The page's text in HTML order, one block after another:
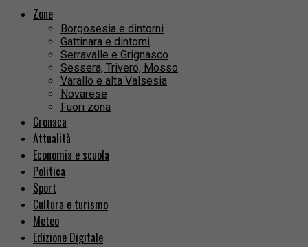
Zone
Borgosesia e dintorni
Gattinara e dintorni
Serravalle e Grignasco
Sessera, Trivero, Mosso
Varallo e alta Valsesia
Novarese
Fuori zona
Cronaca
Attualità
Economia e scuola
Politica
Sport
Cultura e turismo
Meteo
Edizione Digitale